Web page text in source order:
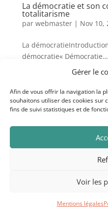
Gérer le
Afin de vous offrir la navigation la
souhaitons utiliser des cookies sur
fins de suivi statistiques et de
Voir les
Mentions légales
La démocratie et son
totalitarisme
par webmaster| Nov 10,
La
démocratie«
écrivait un poète
2011).En prononçant ce
questions arrivent au
Au trésor des souffles.
photo: Curioso
photography,